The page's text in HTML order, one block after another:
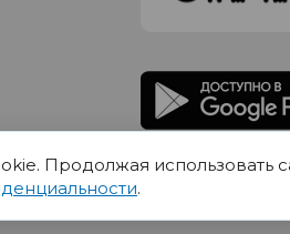
знак ПОРТ принадлежит Обществу с
Юр.адрес 420012 Казань
Продолжая использовать
.